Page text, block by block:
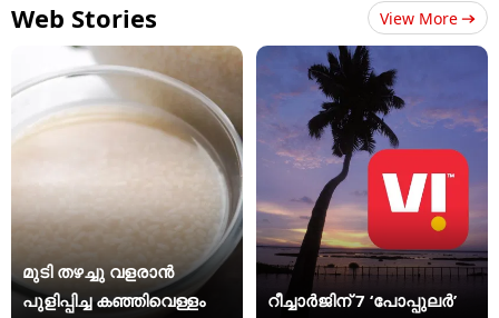
Web Stories View More
മുടി തഴച്ചു വളരാൻ
പുളിപ്പിച്ച കഞ്ഞിവെള്ളം
റീച്ചാർജിന് 7 ‘പോപ്പുലർ’